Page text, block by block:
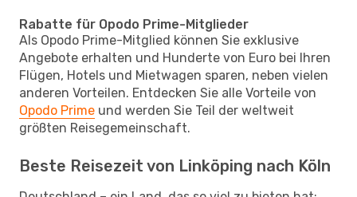
Rabatte für Opodo Prime-Mitglieder
Als Opodo Prime-Mitglied können Sie exklusive
Angebote erhalten und Hunderte von Euro bei Ihren
Flügen, Hotels und Mietwagen sparen, neben vielen
anderen Vorteilen. Entdecken Sie alle Vorteile von
Opodo Prime und werden Sie Teil der weltweit
größten Reisegemeinschaft.
Beste Reisezeit von Linköping nach Köln